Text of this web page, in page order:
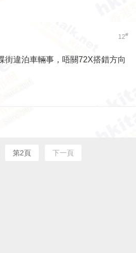
12#
街違泊車輛事，唔關72X搭錯方向
第2頁 下一頁